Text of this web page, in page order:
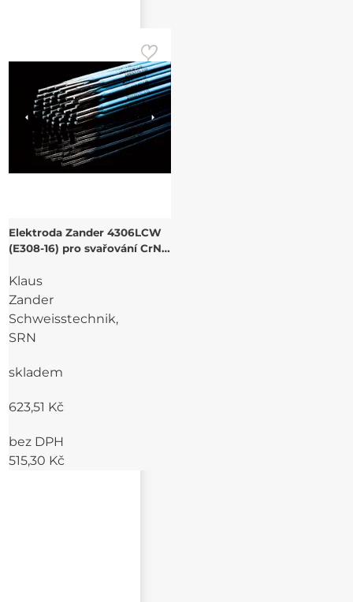
Elektroda Zander 4306LCW
(E308-16) pro svařování CrNi
Klaus
Zander
Schweisstechnik,
SRN
skladem
623,51 Kč
bez DPH
515,30 Kč